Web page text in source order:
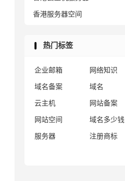
香港服务器空间
热门标签
企业邮箱 网络知识
域名备案
域名
云主机
网站备案
网站空间
域名多少钱
服务器
注册商标